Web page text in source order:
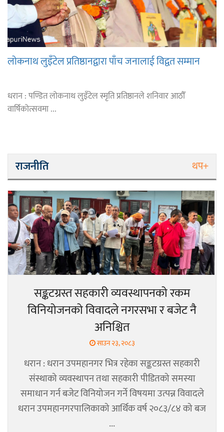
लोकनाथ लुइँटेल प्रतिष्ठानद्वारा पाँच जनालाई विद्वत सम्मान
धरान : पण्डित लोकनाथ लुइँटेल स्मृति प्रतिष्ठानले शनिवार आठौँ
वार्षिकोत्सवमा ...
राजनीति थप+
सङ्कटग्रस्त सहकारी व्यवस्थापनको रकम
विनियोजनको विवादले नगरसभा र बजेट नै
अनिश्चित
साउन २३, २०८३
धरान : धरान उपमहानगर भित्र रहेका सङ्कटग्रस्त सहकारी
संस्थाको व्यवस्थापन तथा सहकारी पीडितको समस्या
समाधान गर्न बजेट विनियोजन गर्ने विषयमा उत्पन्न विवादले
धरान उपमहानगरपालिकाको आर्थिक वर्ष २०८३/८४ को बज
...